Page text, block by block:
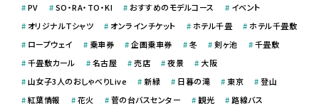
#PV #SO・RA・TO・KI #おすすめのモデルコース # イベント
# オリジナルＴシャツ # オンラインチケット # ホテル千畳 # ホテル千畳敷
# ロープウェイ # 乗車券 #企画乗車券 #冬 #剣ヶ池 #千畳敷
#千畳敷カール #名古屋 #売店 #夜景 # 大阪
#山女子3人のおしゃべりLive # 新緑 # 日暮の滝 #東京 #登山
#紅葉情報 #花火 #菅の台バスセンター # 観光 # 路線バス